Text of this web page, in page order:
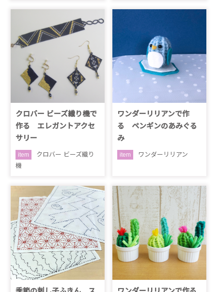
クロバー ビーズ織り機で
作る エレガントアクセ
サリー
item
クロバー ビーズ織り
機
ワンダーリリアンで作
る ペンギンのあみぐる
み
item ワンダーリリアン